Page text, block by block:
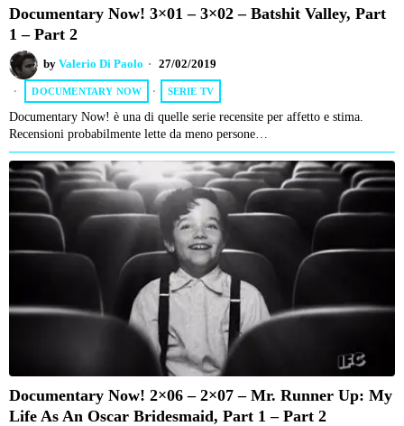
Documentary Now! 3×01 – 3×02 – Batshit Valley, Part
1 – Part 2
by Valerio Di Paolo 27/02/2019
DOCUMENTARY NOW · SERIE TV
Documentary Now! è una di quelle serie recensite per affetto e stima.
Recensioni probabilmente lette da meno persone…
Documentary Now! 2×06 – 2×07 – Mr. Runner Up: My
Life As An Oscar Bridesmaid, Part 1 – Part 2